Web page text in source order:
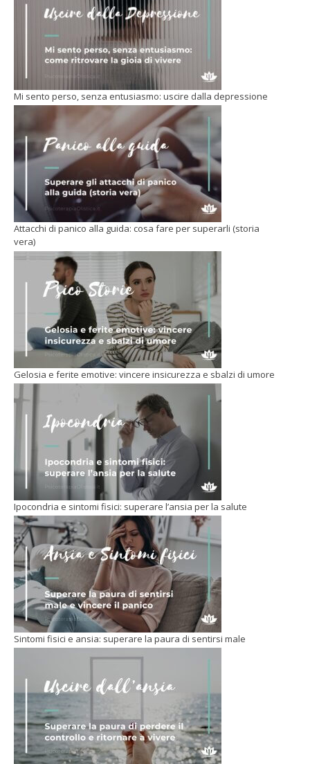
Mi sento perso, senza entusiasmo: uscire dalla depressione
Attacchi di panico alla guida: cosa fare per superarli (storia
vera)
Gelosia e ferite emotive: vincere insicurezza e sbalzi di umore
Ipocondria e sintomi fisici: superare l’ansia per la salute
Sintomi fisici e ansia: superare la paura di sentirsi male